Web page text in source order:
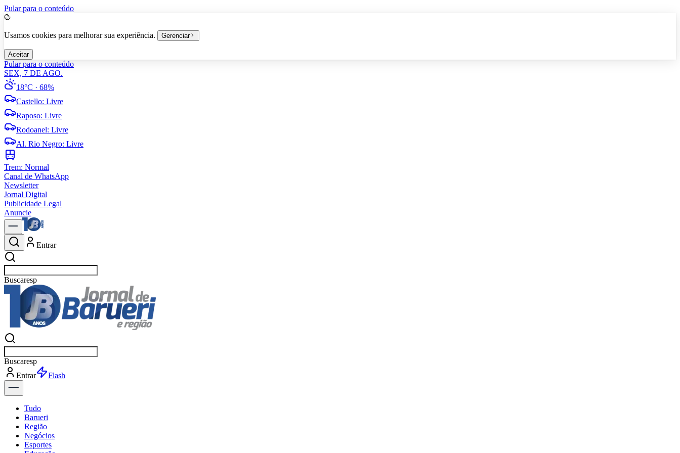
Pular para o conteúdo
Usamos cookies para melhorar sua experiência. Gerenciar
Aceitar
Pular para o conteúdo
SEX, 7 DE AGO.
18°C · 68%
Castello: Livre
Raposo: Livre
Rodoanel: Livre
Al. Rio Negro: Livre
Trem: Normal
Canal de WhatsApp
Newsletter
Jornal Digital
Publicidade Legal
Anuncie
Entrar
Buscaresportes
Buscaresportes
Entrar
Flash
Tudo
Barueri
Região
Negócios
Esportes